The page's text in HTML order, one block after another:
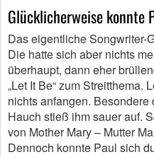
Glücklicherweise konnte
Das eigentliche Songwriter-
Die hatte sich aber nichts
überhaupt, dann eher
„Let It Be“ zum Streitthema.
nichts anfangen.
Hauch stieß ihm sauer auf.
von Mother Mary – Mutter
Dennoch konnte Paul sich